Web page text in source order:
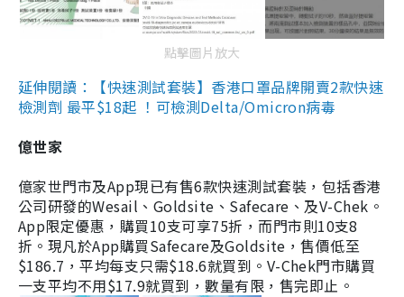
點擊圖片放大
延伸閱讀：【快速測試套裝】香港口罩品牌開賣2款快速
檢測劑 最平$18起 ！可檢測Delta/Omicron病毒
億世家
億家世門市及App現已有售6款快速測試套裝，包括香港
公司研發的Wesail、Goldsite、Safecare、及V-Chek。
App限定優惠，購買10支可享75折，而門市則10支8
折。現凡於App購買Safecare及Goldsite，售價低至
$186.7，平均每支只需$18.6就買到。V-Chek門市購買
一支平均不用$17.9就買到，數量有限，售完即止。